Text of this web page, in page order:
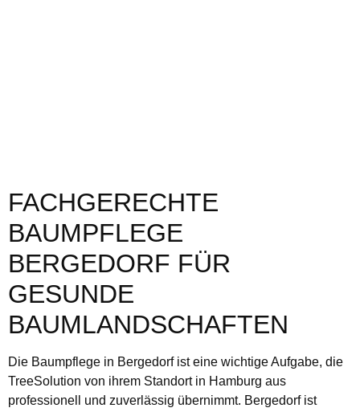
FACHGERECHTE
BAUMPFLEGE
BERGEDORF FÜR
GESUNDE
BAUMLANDSCHAFTEN
Die Baumpflege in Bergedorf ist eine wichtige Aufgabe, die
TreeSolution von ihrem Standort in Hamburg aus
professionell und zuverlässig übernimmt. Bergedorf ist